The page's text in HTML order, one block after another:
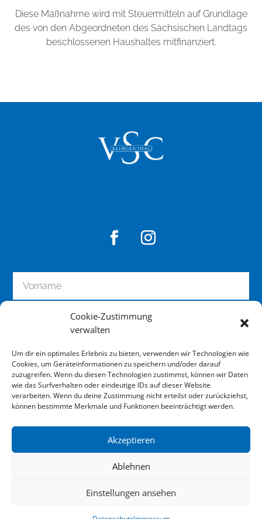
Cookie-Zustimmung
verwalten
Um dir ein optimales Erlebnis zu bieten, verwenden wir Technologien wie
Cookies, um Geräteinformationen zu speichern und/oder darauf
zuzugreifen. Wenn du diesen Technologien zustimmst, können wir Daten
wie das Surfverhalten oder eindeutige IDs auf dieser Website
verarbeiten. Wenn du deine Zustimmung nicht erteilst oder zurückziehst,
können bestimmte Merkmale und Funktionen beeinträchtigt werden.
Akzeptieren
Ablehnen
Einstellungen ansehen
Diese Maßnahme wird mit Steuermitteln auf Grundlage
des von den Abgeordneten des Sächsischen Landtags
beschlossenen Haushaltes mitfinanziert.
zum Newsletter anmelden
Impressum